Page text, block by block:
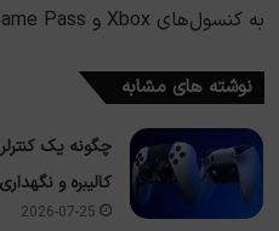
به کنسول‌های Xbox و Xbox Game Pass بیاید.
نوشته های مشابه
چگونه یک
کالیبره و
2026-07-25